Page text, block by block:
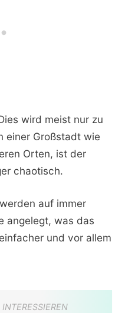
wird meist nur zu
einer Großstadt wie
Orten, ist der
chaotisch.
auf immer
angelegt, was das
und vor allem